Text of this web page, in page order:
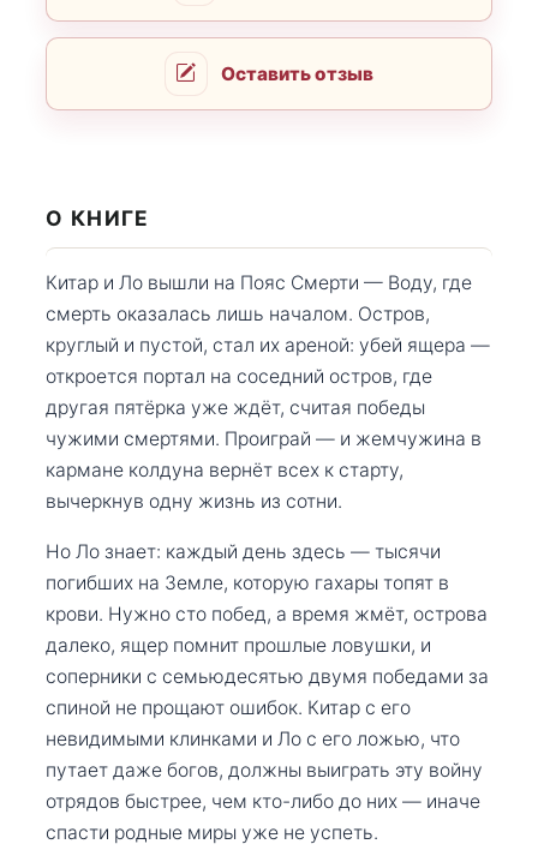
Оставить отзыв
О КНИГЕ
Китар и Ло вышли на Пояс Смерти — Воду, где
смерть оказалась лишь началом. Остров,
круглый и пустой, стал их ареной: убей ящера —
откроется портал на соседний остров, где
другая пятёрка уже ждёт, считая победы
чужими смертями. Проиграй — и жемчужина в
кармане колдуна вернёт всех к старту,
вычеркнув одну жизнь из сотни.
Но Ло знает: каждый день здесь — тысячи
погибших на Земле, которую гахары топят в
крови. Нужно сто побед, а время жмёт, острова
далеко, ящер помнит прошлые ловушки, и
соперники с семьюдесятью двумя победами за
спиной не прощают ошибок. Китар с его
невидимыми клинками и Ло с его ложью, что
путает даже богов, должны выиграть эту войну
отрядов быстрее, чем кто-либо до них — иначе
спасти родные миры уже не успеть.